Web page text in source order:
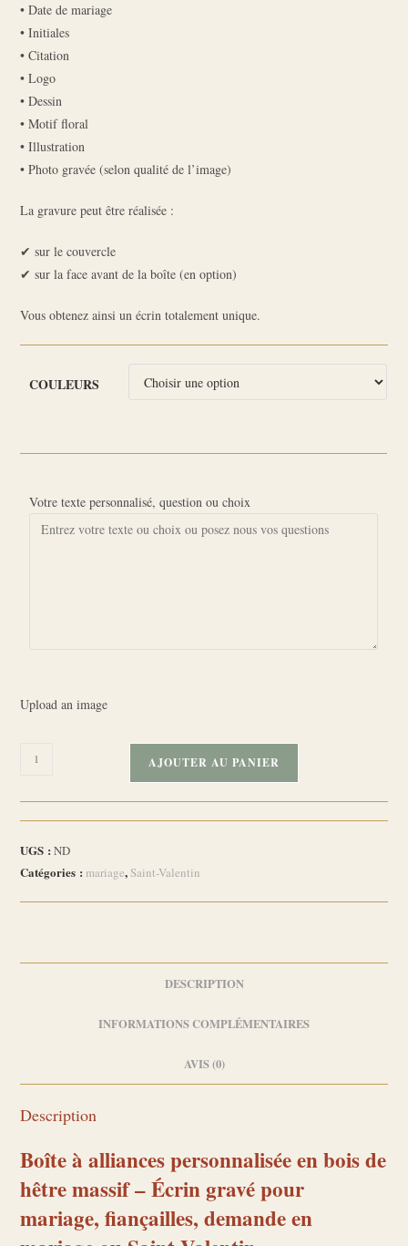
• Date de mariage
• Initiales
• Citation
• Logo
• Dessin
• Motif floral
• Illustration
• Photo gravée (selon qualité de l’image)
La gravure peut être réalisée :
✔ sur le couvercle
✔ sur la face avant de la boîte (en option)
Vous obtenez ainsi un écrin totalement unique.
COULEURS
Votre texte personnalisé, question ou choix
Upload an image
quantité
Boîte
à
alliances
personnalisée
hêtre
AJOUTER AU PANIER
UGS :ND
Catégories : mariage, Saint-Valentin
DESCRIPTION
INFORMATIONS COMPLÉMENTAIRES
AVIS (0)
Description
Boîte à alliances personnalisée en bois de
hêtre massif – Écrin gravé pour
mariage, fiançailles, demande en